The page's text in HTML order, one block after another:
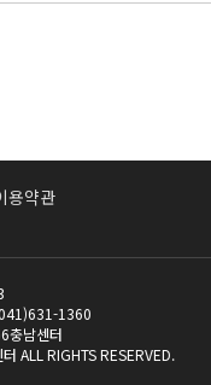
용약관
1360
충남센터
ALL RIGHTS RESERVED.